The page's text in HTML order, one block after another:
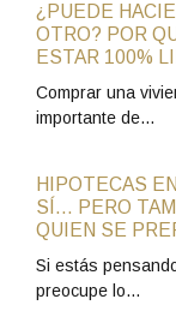
¿PUEDE
OTRO? POR
ESTAR 100%
Comprar una
importante de…
HIPOTECAS
SÍ… PERO
QUIEN SE
Si estás
preocupe lo…